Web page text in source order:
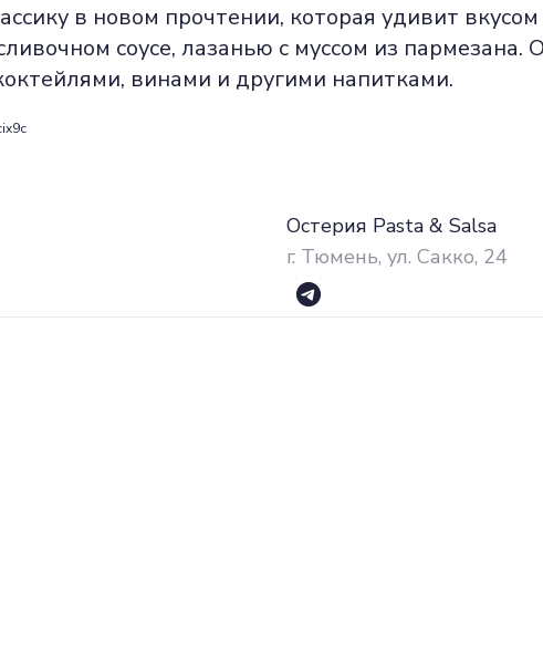
в новом прочтении, которая удивит
соусе, лазанью с муссом из
винами и другими напитками.
Остерия Pasta & Salsa
г. Тюмень, ул. Сакко, 24